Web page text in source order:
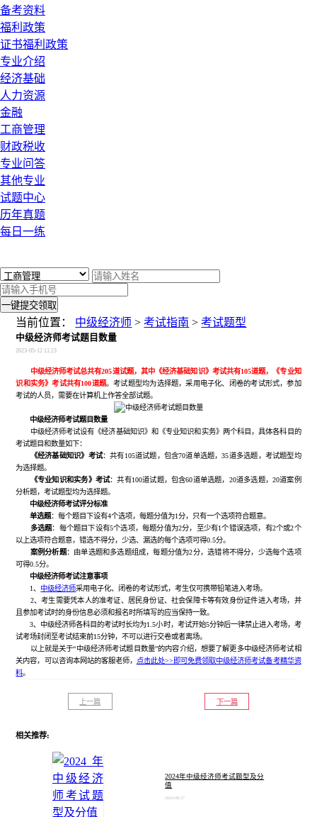
备考资料
福利政策
证书福利政策
专业介绍
经济基础
人力资源
金融
工商管理
财政税收
专业问答
其他专业
试题中心
历年真题
每日一练
一键提交领取
当前位置： 中级经济师 >考试指南 >考试题型
中级经济师考试题目数量
2023-05-12 11:23
中级经济师考试总共有205道试题，其中《经济基础知识》考试共有105道题，《专业知
识和实务》考试共有100道题。考试题型均为选择题，采用电子化、闭卷的考试形式，参加
考试的人员，需要在计算机上作答全部试题。
中级经济师考试题目数量
中级经济师考试设有《经济基础知识》和《专业知识和实务》两个科目，具体各科目的
考试题目和数量如下：
《经济基础知识》考试：共有105道试题，包含70道单选题，35道多选题，考试题型均
为选择题。
《专业知识和实务》考试：共有100道试题，包含60道单选题，20道多选题，20道案例
分析题，考试题型均为选择题。
中级经济师考试评分标准
单选题：每个题目下设有4个选项，每题分值为1分，只有一个选项符合题意。
多选题：每个题目下设有5个选项，每题分值为2分，至少有1个错误选项，有2个或2个
以上选项符合题意，错选不得分，少选、漏选的每个选项可得0.5分。
案例分析题：由单选题和多选题组成，每题分值为2分，选错将不得分，少选每个选项
可得0.5分。
中级经济师考试注意事项
1、 中级经济师采用电子化、闭卷的考试形式，考生仅可携带铅笔进入考场。
2、考生需要凭本人的准考证、居民身份证、社会保障卡等有效身份证件进入考场，并
且参加考试时的身份信息必须和报名时所填写的应当保持一致。
3、中级经济师各科目的考试时长均为1.5小时，考试开始5分钟后一律禁止进入考场，考
试考场封闭至考试结束前15分钟，不可以进行交卷或者离场。
以上就是关于“中级经济师考试题目数量”的内容介绍，想要了解更多中级经济师考试相
关内容，可以咨询本网站的客服老师， 点击此处>>即可免费领取中级经济师考试备考精华资
料。
上一篇 下一篇
相关推荐:
2024年中级经济师考试题型及分
值
2024-08-27